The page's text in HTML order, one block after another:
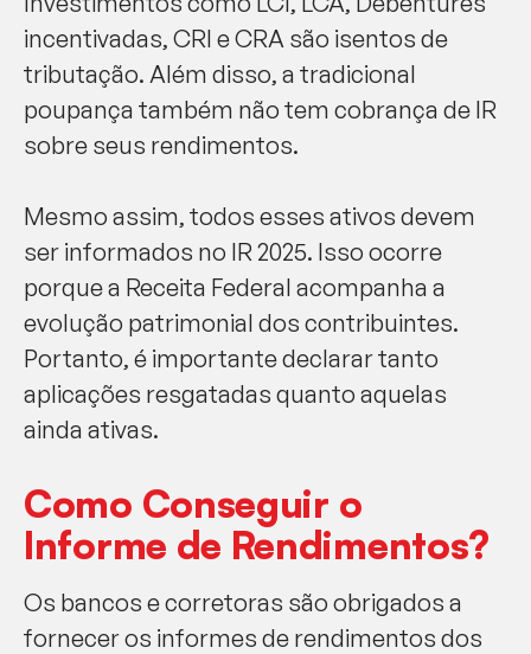
incentivadas, CRI e CRA são isentos de
tributação. Além disso, a tradicional
poupança também não tem cobrança de IR
sobre seus rendimentos.
Mesmo assim, todos esses ativos devem
ser informados no IR 2025. Isso ocorre
porque a Receita Federal acompanha a
evolução patrimonial dos contribuintes.
Portanto, é importante declarar tanto
aplicações resgatadas quanto aquelas
ainda ativas.
Como Conseguir o
Informe de Rendimentos?
Os bancos e corretoras são obrigados a
fornecer os informes de rendimentos dos